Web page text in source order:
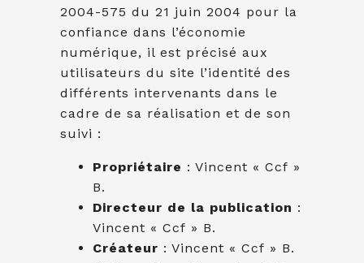
2004-575 du 21 juin 2004 pour la
confiance dans l’économie
numérique, il est précisé aux
utilisateurs du site l’identité des
différents intervenants dans le
cadre de sa réalisation et de son
suivi :
Propriétaire : Vincent « Ccf »
B.
Directeur de la publication :
Vincent « Ccf » B.
Créateur : Vincent « Ccf » B.